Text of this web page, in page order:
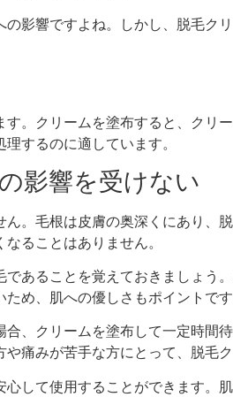
影響ですよね。しかし、脱毛
。クリームを塗布すると、ク
するのに適しています。
影響を受けない
。毛根は皮膚の奥深くにあり、
ることはありません。
あることを覚えておきましょ
め、肌への優しさもポイントです
、クリームを塗布して一定時間
痛みが苦手な方にとって、脱毛
して使用することができます